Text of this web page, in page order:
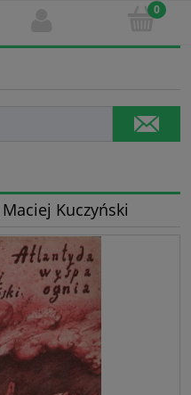
Kuczyński